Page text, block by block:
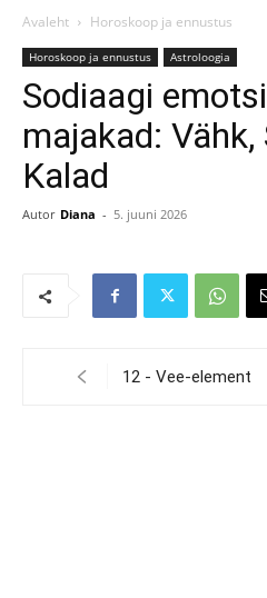
Avaleht Horoskoop ja ennustus
Horoskoop ja ennustus Astroloogia
Sodiaagi
majakad: Vähk,
Kalad
Autor Diana - 5. juuni 2026